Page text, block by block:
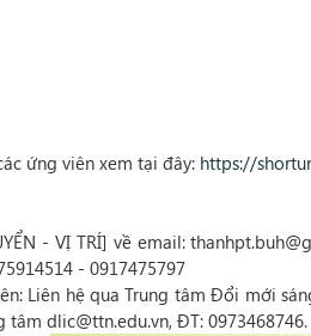
ứng viên xem tại đây: https://
- VỊ TRÍ] về email:
- 0917475797
Liên hệ qua Trung tâm Đổi mới
dlic@ttn.edu.vn, ĐT: 0973468746.